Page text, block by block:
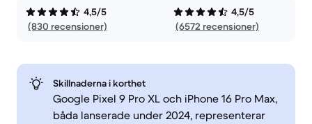
4,5/5
(830 recensioner)
4,5/5
(6572 recensioner)
Skillnaderna i korthet
Google Pixel 9 Pro XL och iPhone 16 Pro Max,
båda lanserade under 2024, representerar